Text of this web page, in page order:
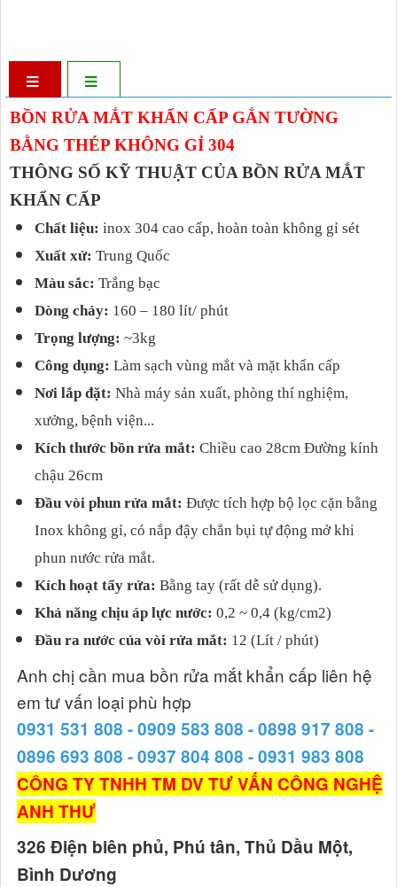
BỒN RỬA MẮT KHẨN CẤP GẮN TƯỜNG
BẰNG THÉP KHÔNG GỈ 304
THÔNG SỐ KỸ THUẬT CỦA BỒN RỬA MẮT
KHẨN CẤP
Chất liệu: inox 304 cao cấp, hoàn toàn không gỉ sét
Xuất xứ: Trung Quốc
Màu sắc: Trắng bạc
Dòng chảy: 160 – 180 lít/ phút
Trọng lượng: ~3kg
Công dụng: Làm sạch vùng mắt và mặt khẩn cấp
Nơi lắp đặt: Nhà máy sản xuất, phòng thí nghiệm,
xưởng, bệnh viện...
Kích thước bồn rửa mắt: Chiều cao 28cm Đường kính
chậu 26cm
Đầu vòi phun rửa mắt: Được tích hợp bộ lọc cặn bằng
Inox không gỉ, có nắp đậy chắn bụi tự động mở khi
phun nước rửa mắt.
Kích hoạt tẩy rửa: Bằng tay (rất dễ sử dụng).
Khả năng chịu áp lực nước: 0,2 ~ 0,4 (kg/cm2)
Đầu ra nước của vòi rửa mắt: 12 (Lít / phút)
Anh chị cần mua bồn rửa mắt khẩn cấp liên hệ
em tư vấn loại phù hợp
0931 531 808 - 0909 583 808 - 0898 917 808 -
0896 693 808 - 0937 804 808 - 0931 983 808
CÔNG TY TNHH TM DV TƯ VẤN CÔNG NGHỆ
ANH THƯ
326 Điện biên phủ, Phú tân, Thủ Dầu Một,
Bình Dương